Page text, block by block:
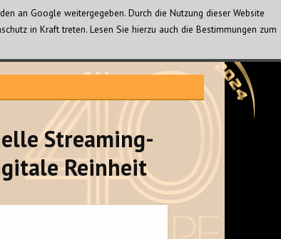
Streaming-
Reinheit
an Google weitergegeben. Durch die Nutzung dieser Website
in Kraft treten. Lesen Sie hierzu auch die Bestimmungen zum